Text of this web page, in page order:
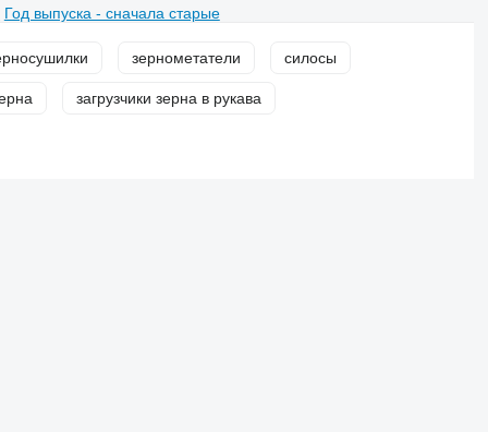
Год выпуска - сначала старые
зернометатели силосы
загрузчики зерна в рукава